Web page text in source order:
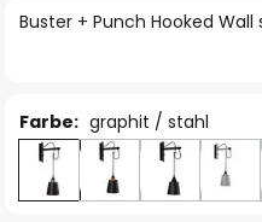
springen
Buster + Punch Hooked
Farbe: graphit / stahl